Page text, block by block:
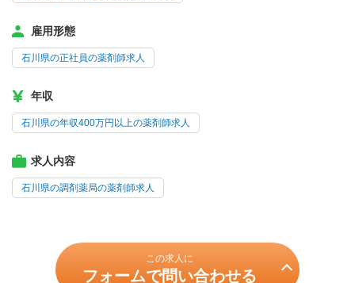
雇用形態
石川県の正社員の薬剤師求人
年収
石川県の年収400万円以上の薬剤師求人
求人内容
石川県の調剤薬局の薬剤師求人
この求人に
フォームで問い合わせる